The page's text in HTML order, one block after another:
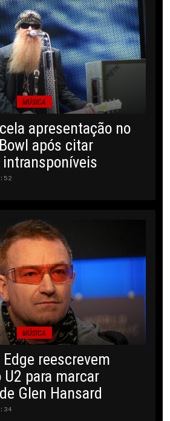
MÚSICA
apresentação no
após citar
MÚSICA
Edge reescrevem
para marcar
Glen Hansard